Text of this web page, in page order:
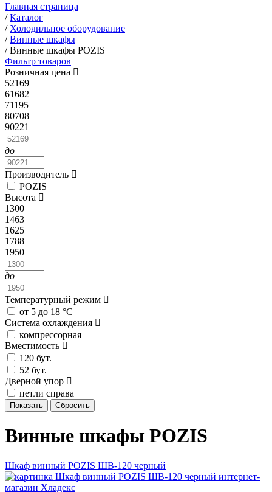
Главная страница
/Каталог
/ Холодильное оборудование
/Винные шкафы
/Винные шкафы POZIS
Фильтр товаров
Розничная цена
52169
61682
71195
80708
90221
до
Производитель
POZIS
Высота
1300
1463
1625
1788
1950
до
Температурный режим
от 5 до 18 °C
Система охлаждения
компрессорная
Вместимость
120 бут.
52 бут.
Дверной упор
петли справа
Винные шкафы POZIS
Шкаф винный POZIS ШВ-120 черный